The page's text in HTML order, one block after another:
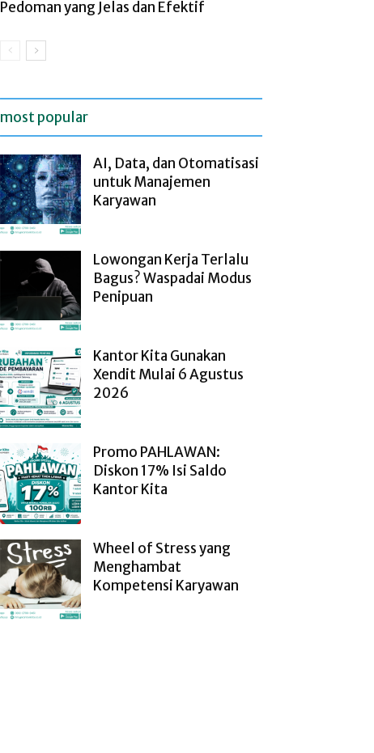
Pedoman yang Jelas dan Efektif
most popular
AI, Data, dan Otomatisasi
untuk Manajemen
Karyawan
Lowongan Kerja Terlalu
Bagus? Waspadai Modus
Penipuan
Kantor Kita Gunakan
Xendit Mulai 6 Agustus
2026
Promo PAHLAWAN:
Diskon 17% Isi Saldo
Kantor Kita
Wheel of Stress yang
Menghambat
Kompetensi Karyawan